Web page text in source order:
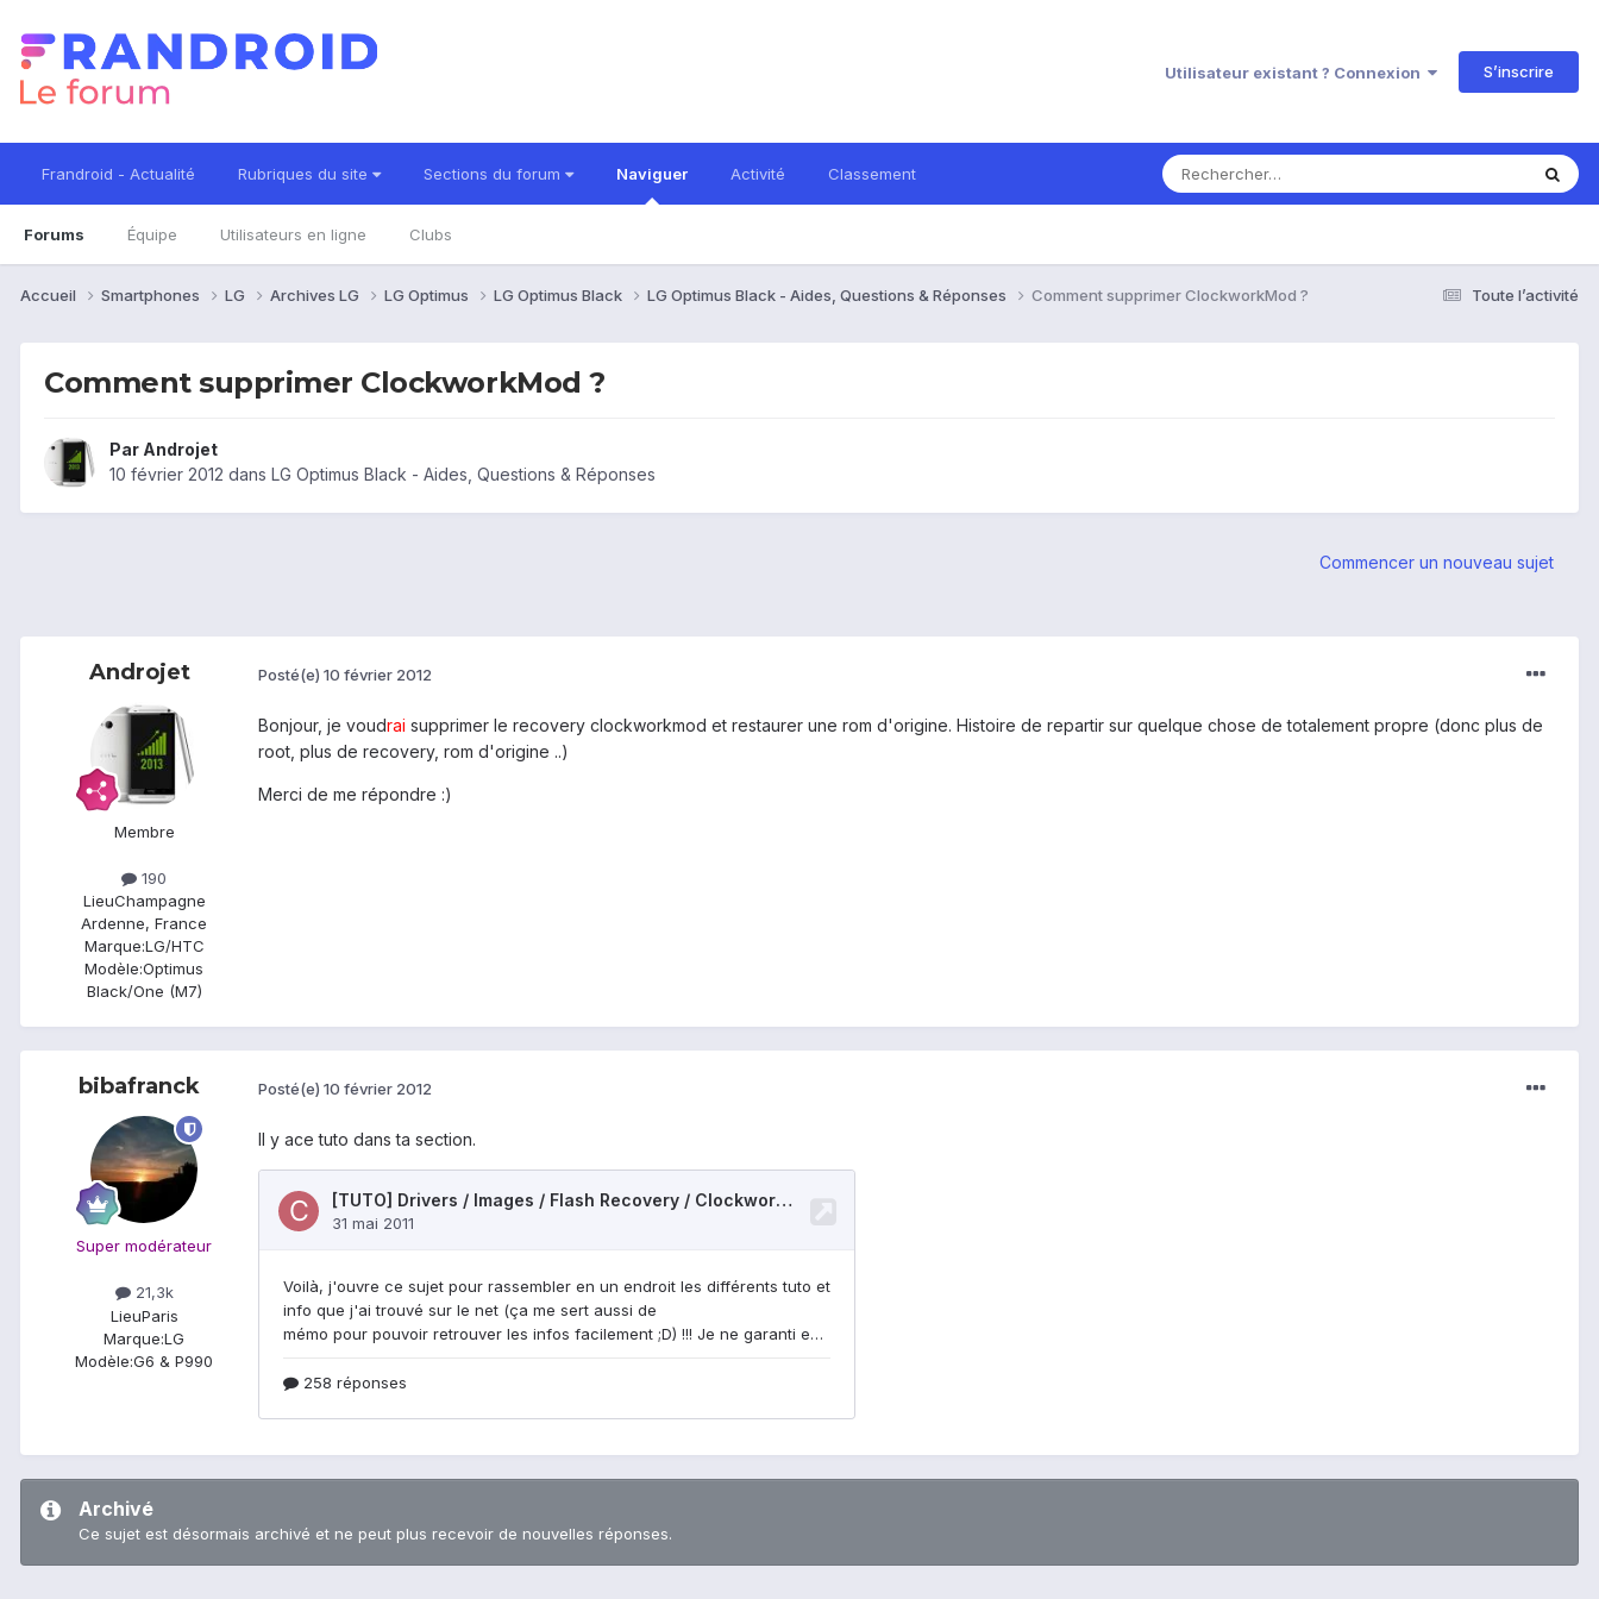
Utilisateur existant ? Connexion S’inscrire
Frandroid - Actualité Rubriques du site Sections du forum Naviguer
Forums Équipe Utilisateurs en ligne Clubs
Activité Classement
Toute l’activité
Accueil Smartphones LG Archives LG LG Optimus LG Optimus Black LG Optimus Black - Aides, Questions & Réponses Comment supprimer ClockworkMod ?
Comment supprimer ClockworkMod ?
Par Androjet
10 février 2012 dans LG Optimus Black - Aides, Questions & Réponses
Commencer un nouveau sujet
Androjet
Membre
190
LieuChampagne
Ardenne, France
Marque:LG/HTC
Modèle:Optimus
Black/One (M7)
Posté(e) 10 février 2012
Bonjour, je voudrai supprimer le recovery clockworkmod et restaurer une rom d'origine. Histoire de repartir sur quelque chose de totalement propre (donc plus de
root, plus de recovery, rom d'origine ..)
Merci de me répondre :)
bibafranck
Super modérateur
21,3k
LieuParis
Marque:LG
Modèle:G6 & P990
Posté(e) 10 février 2012
Il y ace tuto dans ta section.
Archivé
Ce sujet est désormais archivé et ne peut plus recevoir de nouvelles réponses.